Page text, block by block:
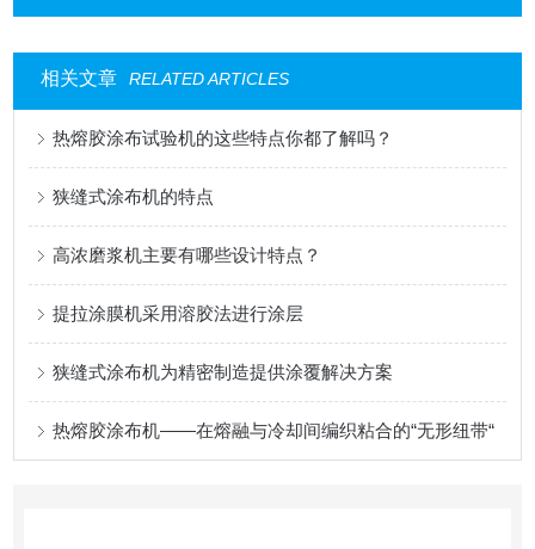
相关文章 RELATED ARTICLES
热熔胶涂布试验机的这些特点你都了解吗？
狭缝式涂布机的特点
高浓磨浆机主要有哪些设计特点？
提拉涂膜机采用溶胶法进行涂层
狭缝式涂布机为精密制造提供涂覆解决方案
热熔胶涂布机——在熔融与冷却间编织粘合的“无形纽带“